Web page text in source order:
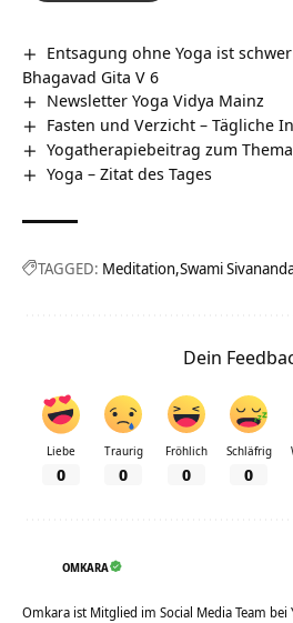
Entsagung ohne Yoga ist
Bhagavad Gita V 6
Newsletter Yoga Vidya Mainz
Fasten und Verzicht – Tägliche
Yogatherapiebeitrag zum
Yoga – Zitat des Tages
TAGGED: Meditation Swami
Dein
Liebe
0
Traurig
0
Fröhlich
0
Schläfrig
0
OMKARA
Omkara ist Mitglied im Social Media Team bei